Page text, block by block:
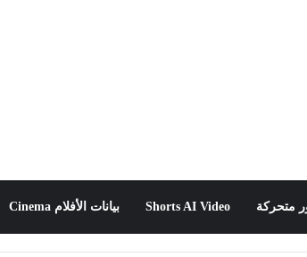
متحركة Shorts AI Video بيانات الأفلام Cinema